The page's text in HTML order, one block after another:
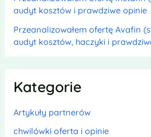
audyt kosztów i prawdziwe opinie
Przeanalizowałem ofertę Avafin
audyt kosztów, haczyki i
Kategorie
Artykuły partnerów
chwilówki oferta i opinie